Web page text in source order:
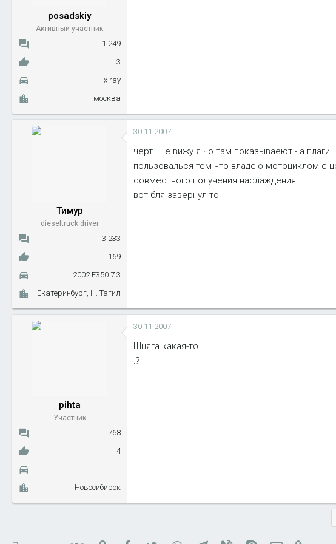
а
posadskiy
Активный участник
1 249
3
x ray
москва
Тимур
dieseltruck driver
3 233
169
2002 F350 7.3
Екатеринбург, Н. Тагил
30.11.2007
черт . не вижу я чо там показываеют - а
пользовалься тем что владею мотоциклом с
совместного получения наслаждения..
вот бля завернул то
pihta
Участник
768
4
Новосибирск
30.11.2007
Шняга какая-то...
:?